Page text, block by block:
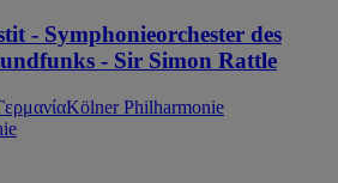
- Symphonieorchester des
- Sir Simon Rattle
Kölner Philharmonie